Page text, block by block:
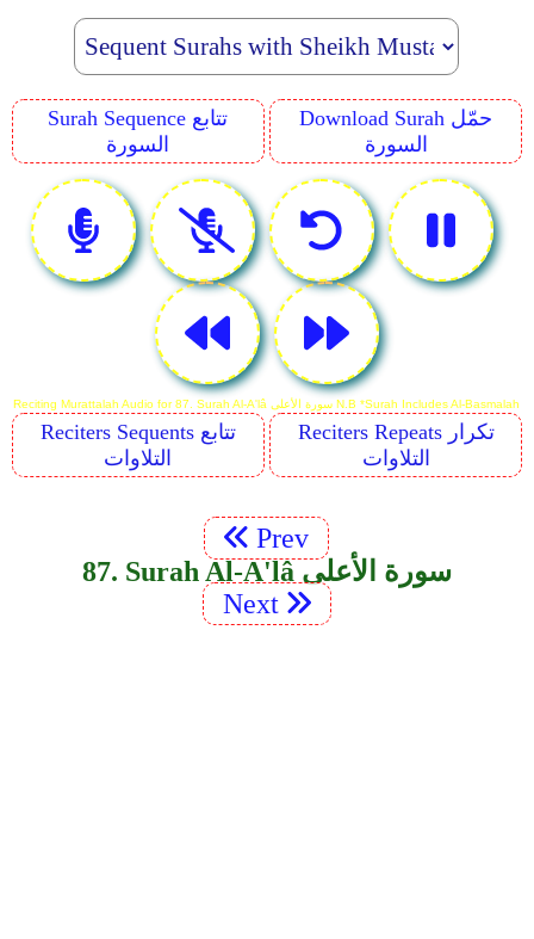
Surah Sequence تتابع
السورة
Download Surah حمّل
السورة
Reciting Murattalah Audio for 87. Surah Al-A'lâ سورة الأعلى N.B *Surah Includes Al-Basmalah
Reciters Sequents تتابع
التلاوات
Reciters Repeats تكرار
التلاوات
Prev
87. Surah Al-A'lâ سورة الأعلى
Next